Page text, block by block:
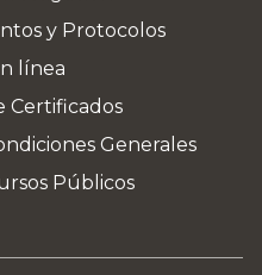
y Protocolos
línea
Certificados
Generales
Públicos